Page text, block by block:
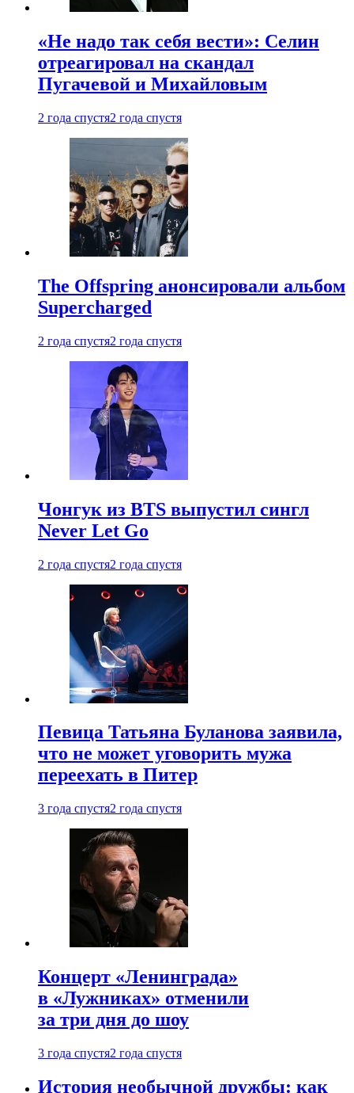
«Не надо так себя вести»: Селин
отреагировал на скандал
Пугачевой и Михайловым
2 года спустя2 года спустя
The Offspring анонсировали альбом
Supercharged
2 года спустя2 года спустя
Чонгук из BTS выпустил сингл
Never Let Go
2 года спустя2 года спустя
Певица Татьяна Буланова заявила,
что не может уговорить мужа
переехать в Питер
3 года спустя2 года спустя
Концерт «Ленинграда»
в «Лужниках» отменили
за три дня до шоу
3 года спустя2 года спустя
История необычной дружбы: как